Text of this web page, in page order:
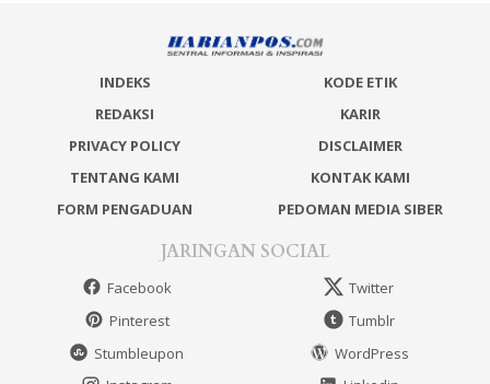
INDEKS
KODE ETIK
REDAKSI
KARIR
PRIVACY POLICY
DISCLAIMER
TENTANG KAMI
KONTAK KAMI
FORM PENGADUAN
PEDOMAN MEDIA SIBER
JARINGAN SOCIAL
Facebook
Twitter
Pinterest
Tumblr
Stumbleupon
WordPress